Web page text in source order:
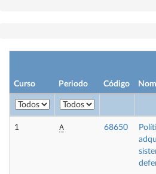
Curso Periodo Código
1 A 68650